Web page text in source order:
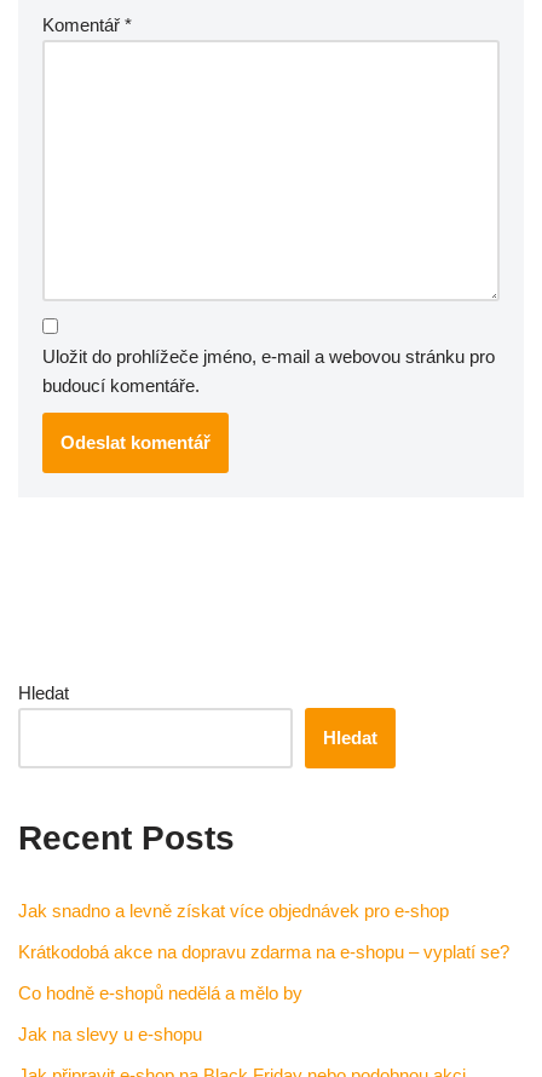
Komentář *
Uložit do prohlížeče jméno, e-mail a webovou stránku pro
budoucí komentáře.
Hledat
Hledat
Recent Posts
Jak snadno a levně získat více objednávek pro e-shop
Krátkodobá akce na dopravu zdarma na e-shopu – vyplatí se?
Co hodně e-shopů nedělá a mělo by
Jak na slevy u e-shopu